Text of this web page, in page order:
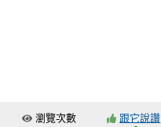
交流中心
瀏覽次數 跟它說讚